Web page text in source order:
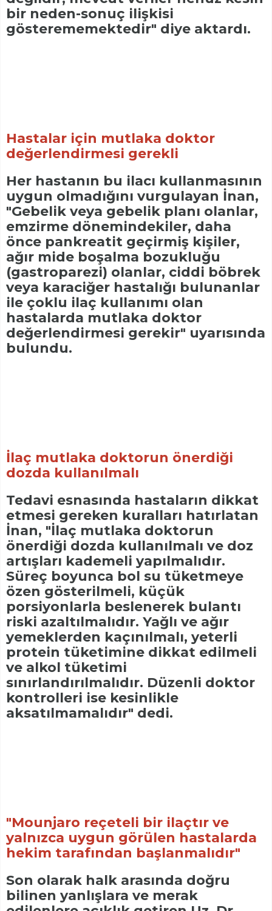
bir neden-sonuç ilişkisi
gösterememektedir" diye aktardı.
Hastalar için mutlaka doktor
değerlendirmesi gerekli
Her hastanın bu ilacı kullanmasının
uygun olmadığını vurgulayan İnan,
"Gebelik veya gebelik planı olanlar,
emzirme dönemindekiler, daha
önce pankreatit geçirmiş kişiler,
ağır mide boşalma bozukluğu
(gastroparezi) olanlar, ciddi böbrek
veya karaciğer hastalığı bulunanlar
ile çoklu ilaç kullanımı olan
hastalarda mutlaka doktor
değerlendirmesi gerekir" uyarısında
bulundu.
İlaç mutlaka doktorun önerdiği
dozda kullanılmalı
Tedavi esnasında hastaların dikkat
etmesi gereken kuralları hatırlatan
İnan, "İlaç mutlaka doktorun
önerdiği dozda kullanılmalı ve doz
artışları kademeli yapılmalıdır.
Süreç boyunca bol su tüketmeye
özen gösterilmeli, küçük
porsiyonlarla beslenerek bulantı
riski azaltılmalıdır. Yağlı ve ağır
yemeklerden kaçınılmalı, yeterli
protein tüketimine dikkat edilmeli
ve alkol tüketimi
sınırlandırılmalıdır. Düzenli doktor
kontrolleri ise kesinlikle
aksatılmamalıdır" dedi.
"Mounjaro reçeteli bir ilaçtır ve
yalnızca uygun görülen hastalarda
hekim tarafından başlanmalıdır"
Son olarak halk arasında doğru
bilinen yanlışlara ve merak